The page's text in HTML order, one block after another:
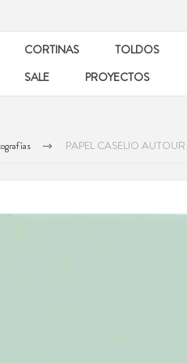
CORTINAS
TOLDOS
SALE
PROYECTOS
PAPEL CASELIO